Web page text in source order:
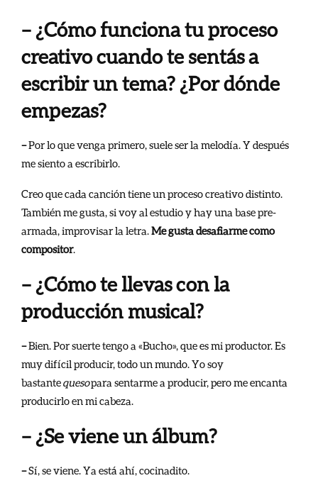
– ¿Cómo funciona tu proceso
creativo cuando te sentás a
escribir un tema? ¿Por dónde
empezas?
–Por lo que venga primero, suele ser la melodía. Y después
me siento a escribirlo.
Creo que cada canción tiene un proceso creativo distinto.
También me gusta, si voy al estudio y hay una base pre-
armada, improvisar la letra.Me gusta desafiarme como
compositor.
– ¿Cómo te llevas con la
producción musical?
–Bien. Por suerte tengo a «Bucho», que es mi productor. Es
muy difícil producir, todo un mundo. Yo soy
bastantequesopara sentarme a producir, pero me encanta
producirlo en mi cabeza.
– ¿Se viene un álbum?
–Sí, se viene. Ya está ahí, cocinadito.